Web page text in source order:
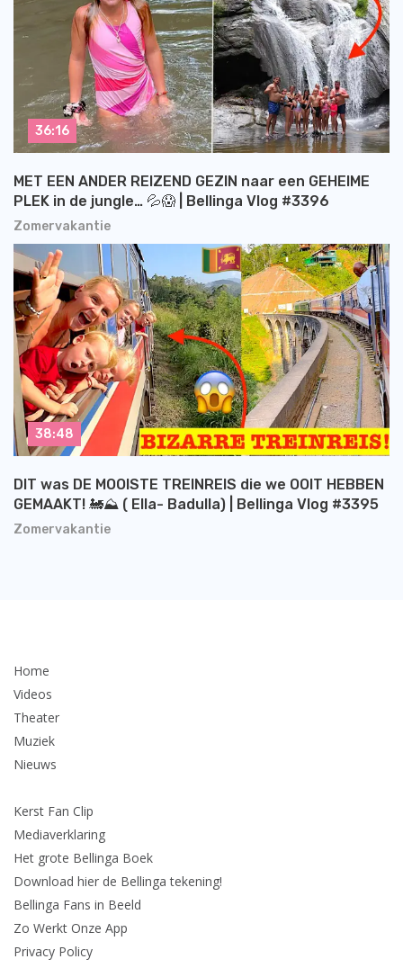
Zomervakantie
MET EEN ANDER REIZEND GEZIN naar een GEHEIME
PLEK in de jungle… 💦😱 | Bellinga Vlog #3396
36:16
Zomervakantie
DIT was DE MOOISTE TREINREIS die we OOIT HEBBEN
GEMAAKT! 🚂⛰️ ( Ella- Badulla) | Bellinga Vlog #3395
38:48
Home
Videos
Theater
Muziek
Nieuws
Kerst Fan Clip
Mediaverklaring
Het grote Bellinga Boek
Download hier de Bellinga tekening!
Bellinga Fans in Beeld
Zo Werkt Onze App
Privacy Policy